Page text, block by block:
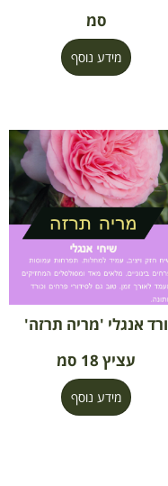
סמ
מידע נוסף
ורד אנגלי 'מריה תרזה'
עציץ 18 סמ
מידע נוסף